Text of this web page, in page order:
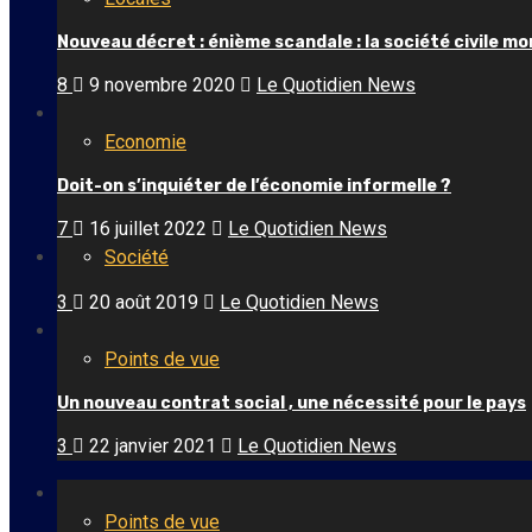
Nouveau décret : énième scandale : la société civile
8 9 novembre 2020 Le Quotidien News
Economie
Doit-on s’inquiéter de l’économie informelle ?
7 16 juillet 2022
Le Quotidien News
Société
3
20 août 2019 Le Quotidien News
Points de vue
Un nouveau contrat social , une nécessité pour le pays
3 22 janvier 2021 Le Quotidien News
Points de vue